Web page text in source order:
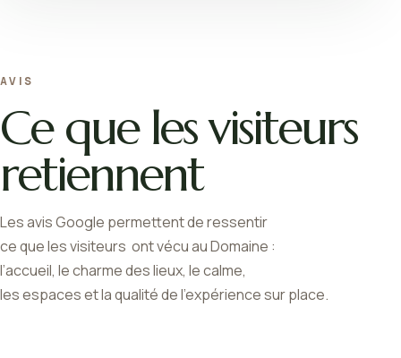
AVIS
Ce que les visiteurs
retiennent
Les avis Google permettent de ressentir
ce que les visiteurs ont vécu au Domaine :
l’accueil, le charme des lieux, le calme,
les espaces et la qualité de l’expérience sur place.